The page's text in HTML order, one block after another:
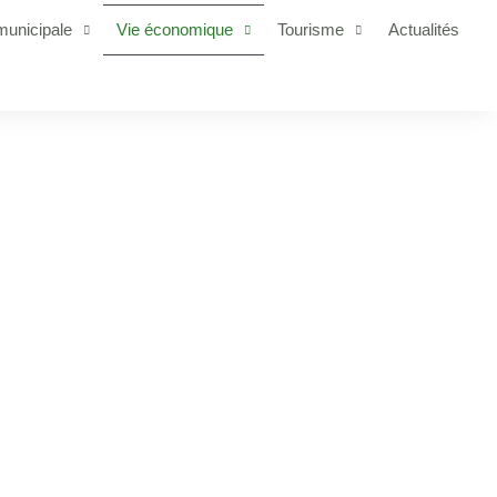
Vie économique Tourisme Actualités